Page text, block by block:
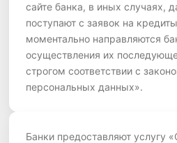
сайте банка, в иных случаях,
поступают с заявок на
моментально направляются
осуществления их
строгом соответствии с
персональных данных».
Банки предоставляют услугу